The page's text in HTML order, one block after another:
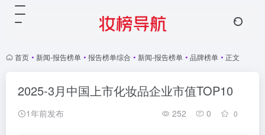
首页 • 新闻-报告榜单 • 报告榜单综合 • 新闻-报告榜单 • 品牌榜单 • 正文
2025-3月中国上市化妆品企业市值TOP10
1年前发布 252 0 0